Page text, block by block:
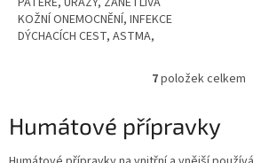
KOŽNÍ ONEMOCNĚNÍ, INFEKCE
DÝCHACÍCH CEST, ASTMA,
O
l
á
d
7položek celkem
Humátové přípravky